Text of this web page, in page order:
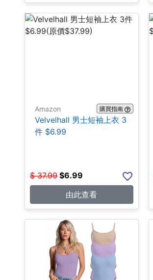
Amazon 購買指南
Velvelhall 男士短袖上衣 3
件 $6.99
$ 37.99 $6.99
由此查看